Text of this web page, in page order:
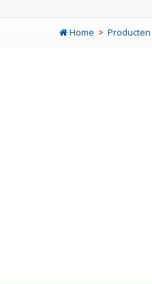
Home Producten